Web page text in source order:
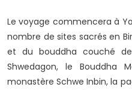
Le voyage commencera à
nombre de sites sacrés en
et du bouddha couché
Shwedagon, le Bouddha
monastère Schwe Inbin, la